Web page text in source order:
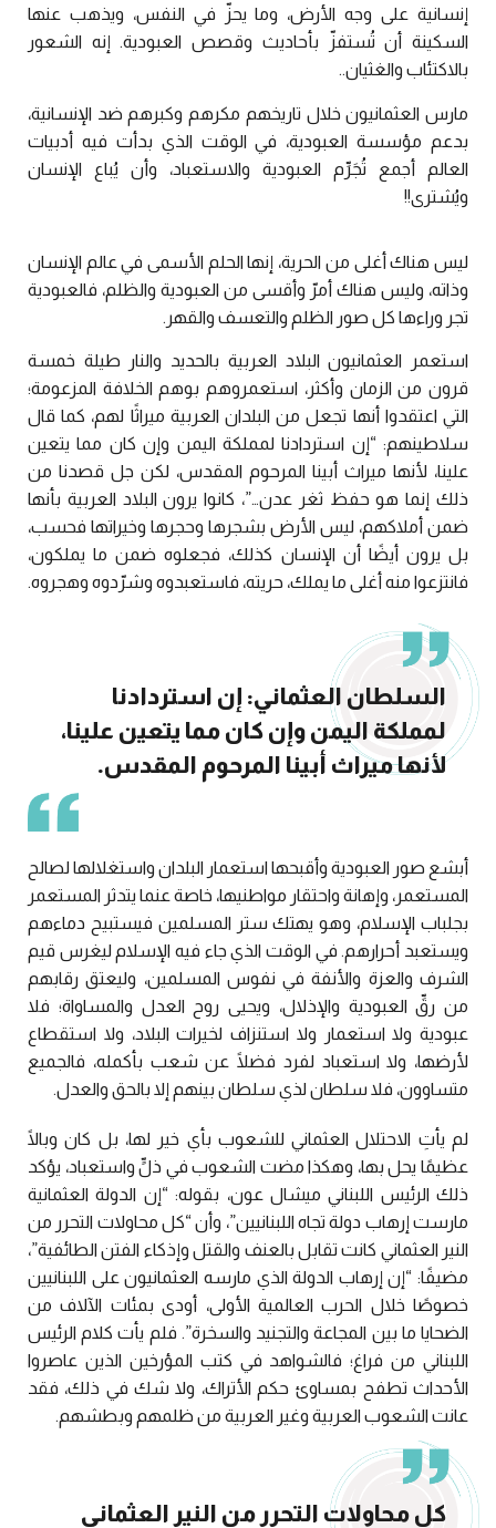
إنسانية على وجه الأرض، وما يحزّ في النفس، ويذهب عنها
السكينة أن تُستفزّ بأحاديث وقصص العبودية. إنه الشعور
بالاكتئاب والغثيان..
مارس العثمانيون خلال تاريخهم مكرهم وكبرهم ضد الإنسانية،
بدعم مؤسسة العبودية، في الوقت الذي بدأت فيه أدبيات
العالم أجمع تُجَرِّم العبودية والاستعباد، وأن يُباع الإنسان
ويُشترى!!
ليس هناك أغلى من الحرية، إنها الحلم الأسمى في عالم الإنسان
وذاته، وليس هناك أمرّ وأقسى من العبودية والظلم، فالعبودية
تجر وراءها كل صور الظلم والتعسف والقهر.
استعمر العثمانيون البلاد العربية بالحديد والنار طيلة خمسة
قرون من الزمان وأكثر، استعمروهم بوهم الخلافة المزعومة؛
التي اعتقدوا أنها تجعل من البلدان العربية ميراثًا لهم، كما قال
سلاطينهم: “إن استردادنا لمملكة اليمن وإن كان مما يتعين
علينا، لأنها ميراث أبينا المرحوم المقدس، لكن جل قصدنا من
ذلك إنما هو حفظ ثغر عدن…”، كانوا يرون البلاد العربية بأنها
ضمن أملاكهم، ليس الأرض بشجرها وحجرها وخيراتها فحسب،
بل يرون أيضًا أن الإنسان كذلك، فجعلوه ضمن ما يملكون،
فانتزعوا منه أغلى ما يملك، حريته، فاستعبدوه وشرّدوه وهجروه.
السلطان العثماني: إن استردادنا
لمملكة اليمن وإن كان مما يتعين علينا،
لأنها ميراث أبينا المرحوم المقدس.
أبشع صور العبودية وأقبحها استعمار البلدان واستغلالها لصالح
المستعمر، وإهانة واحتقار مواطنيها، خاصة عنما يتدثر المستعمر
بجلباب الإسلام، وهو يهتك ستر المسلمين فيستبيح دماءهم
ويستعبد أحرارهم. في الوقت الذي جاء فيه الإسلام ليغرس قيم
الشرف والعزة والأنفة في نفوس المسلمين، وليعتق رقابهم
من رقِّ العبودية والإذلال، ويحيى روح العدل والمساواة؛ فلا
عبودية ولا استعمار ولا استنزاف لخيرات البلاد، ولا استقطاع
لأرضها، ولا استعباد لفرد فضلًا عن شعب بأكمله، فالجميع
متساوون، فلا سلطان لذي سلطان بينهم إلا بالحق والعدل.
لم يأتِ الاحتلال العثماني للشعوب بأي خير لها، بل كان وبالًا
عظيمًا يحل بها، وهكذا مضت الشعوب في ذلٍّ واستعباد، يؤكد
ذلك الرئيس اللبناني ميشال عون، بقوله: “إن الدولة العثمانية
مارست إرهاب دولة تجاه اللبنانيين”، وأن “كل محاولات التحرر من
النير العثماني كانت تقابل بالعنف والقتل وإذكاء الفتن الطائفية”،
مضيفًا: “إن إرهاب الدولة الذي مارسه العثمانيون على اللبنانيين
خصوصًا خلال الحرب العالمية الأولى، أودى بمئات الآلاف من
الضحايا ما بين المجاعة والتجنيد والسخرة”. فلم يأت كلام الرئيس
اللبناني من فراغ؛ فالشواهد في كتب المؤرخين الذين عاصروا
الأحداث تطفح بمساوئ حكم الأتراك، ولا شك في ذلك، فقد
عانت الشعوب العربية وغير العربية من ظلمهم وبطشهم.
كل محاولات التحرر من النير العثماني